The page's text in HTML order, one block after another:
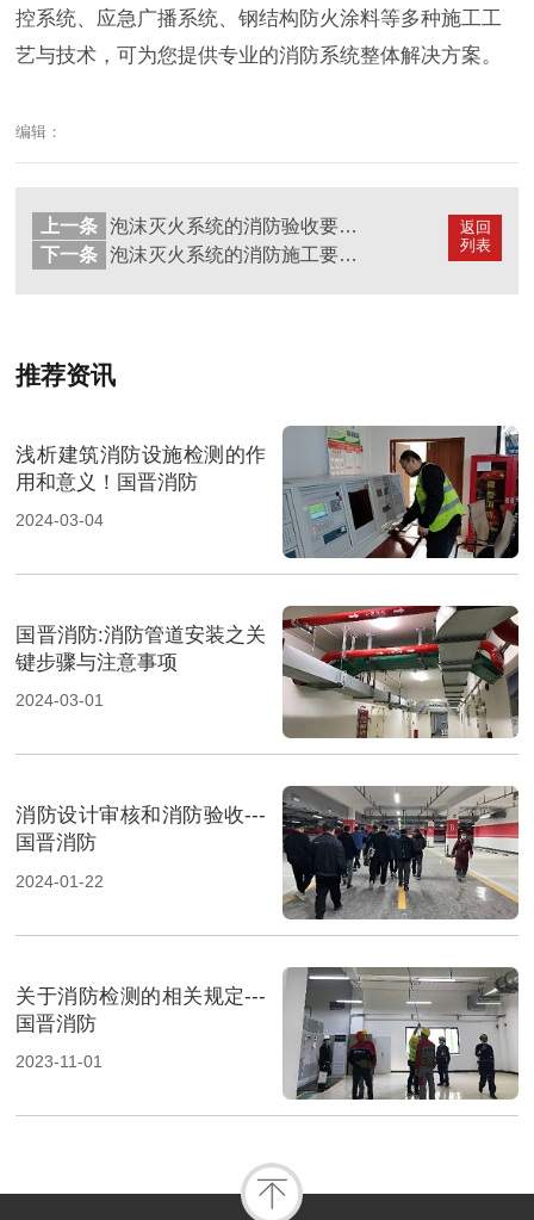
控系统、应急广播系统、钢结构防火涂料等多种施工工
艺与技术，可为您提供专业的消防系统整体解决方案。
编辑：
返回
列表
上一条
泡沫灭火系统的消防验收要求与规定-四川国晋消防分享
下一条
泡沫灭火系统的消防施工要求有哪些？-四川国晋消防分享
推荐资讯
浅析建筑消防设施检测的作
用和意义！国晋消防
2024-03-04
国晋消防:消防管道安装之关
键步骤与注意事项
2024-03-01
消防设计审核和消防验收---
国晋消防
2024-01-22
关于消防检测的相关规定---
国晋消防
2023-11-01